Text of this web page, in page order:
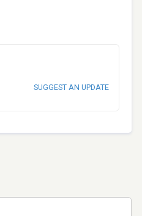
SUGGEST AN UPDATE